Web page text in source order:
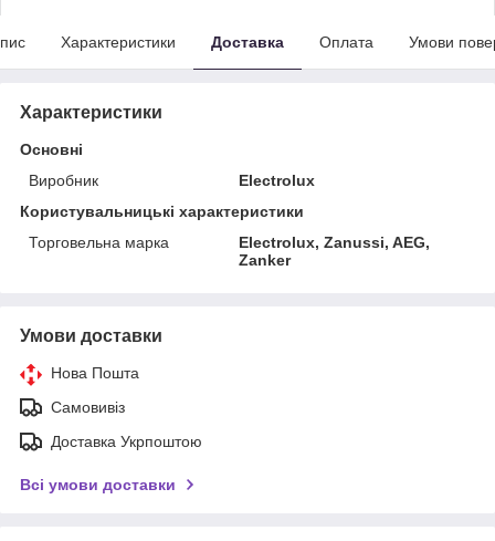
Характеристики Доставка Оплата Умови
Характеристики
Основні
Виробник
Electrolux
Користувальницькі характеристики
Торговельна марка
Electrolux, Zanussi, AEG,
Zanker
Умови доставки
Нова Пошта
Самовивіз
Доставка Укрпоштою
Всі умови доставки